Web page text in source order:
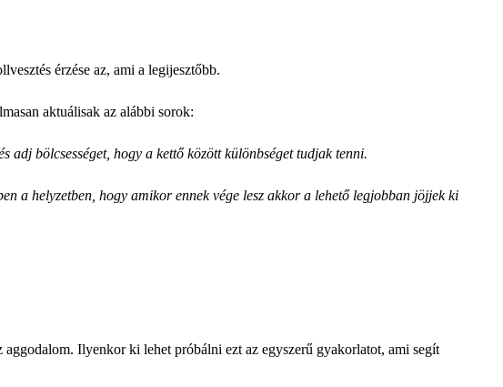
érzése az, ami a legijesztőbb.
aktuálisak az alábbi sorok:
bölcsességet, hogy a kettő között különbséget tudjak tenni.
a helyzetben, hogy amikor ennek vége lesz akkor a lehető legjobban jöjjek ki
Ilyenkor ki lehet próbálni ezt az egyszerű gyakorlatot, ami segít